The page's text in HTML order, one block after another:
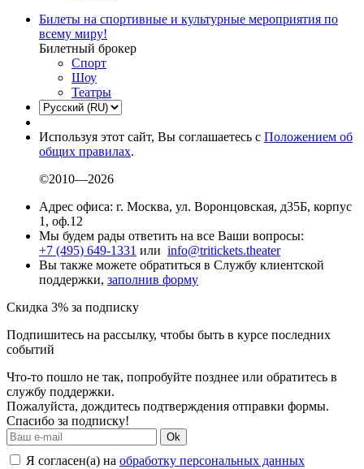
Билеты на спортивные и культурные мероприятия по
всему миру!
Билетный брокер
Спорт
Шоу
Театры
Используя этот сайт, Вы соглашаетесь с Положением об
общих правилах.
©2010—2026
Адрес офиса: г. Москва, ул. Воронцовская, д35Б, корпус
1, оф.12
Мы будем рады ответить на все Ваши вопросы:
+7 (495) 649-1331 или info@tritickets.theater
Вы также можете обратиться в Службу клиентской
поддержки, заполнив форму
Скидка 3% за подписку
Подпишитесь на рассылку, чтобы быть в курсе последних
событий
Что-то пошло не так, попробуйте позднее или обратитесь в
службу поддержки.
Пожалуйста, дождитесь подтверждения отправки формы.
Спасибо за подписку!
Ok
Я согласен(а) на обработку персональных данных